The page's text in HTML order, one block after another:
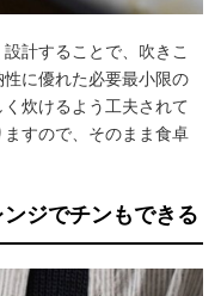
計することで、吹きこ
に優れた必要最小限の
炊けるよう工夫されて
すので、そのまま食卓
ジでチンもできる